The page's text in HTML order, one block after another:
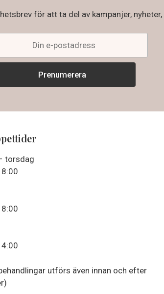
för att ta del av kampanjer,
torsdag
utförs även innan och efter